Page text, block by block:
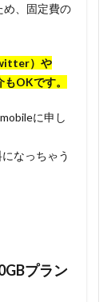
め、固定費の
）や
OKです。
に申し
なっちゃう
プラン